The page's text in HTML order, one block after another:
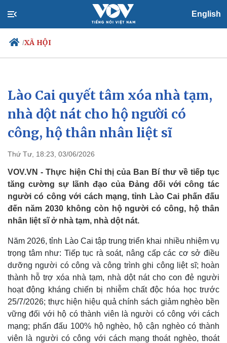
English
/XÃ HỘI
Chính trị
Đảng
Tổ chức nhân sự
Quốc hội
Nhận diện sự thật
Xã hội
Tin 24h
Dự báo thời tiết
Giáo dục
Dấu ấn VOV
Lào Cai quyết tâm xóa nhà tạm,
nhà dột nát cho hộ người có
công, hộ thân nhân liệt sĩ
Thứ Tư, 18:23, 03/06/2026
VOV.VN - Thực hiện Chỉ thị của Ban Bí thư về tiếp tục
tăng cường sự lãnh đạo của Đảng đối với công tác
người có công với cách mạng, tỉnh Lào Cai phấn đấu
đến năm 2030 không còn hộ người có công, hộ thân
nhân liệt sĩ ở nhà tạm, nhà dột nát.
Năm 2026, tỉnh Lào Cai tập trung triển khai nhiều nhiệm vụ
trọng tâm như: Tiếp tục rà soát, nâng cấp các cơ sở điều
dưỡng người có công và công trình ghi công liệt sĩ; hoàn
thành hỗ trợ xóa nhà tạm, nhà dột nát cho con đẻ người
hoạt động kháng chiến bị nhiễm chất độc hóa học trước
25/7/2026; thực hiện hiệu quả chính sách giảm nghèo bền
vững đối với hộ có thành viên là người có công với cách
mạng; phấn đấu 100% hộ nghèo, hộ cận nghèo có thành
viên là người có công với cách mạng thoát nghèo, thoát